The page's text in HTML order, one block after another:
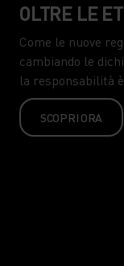
OLTRE LE
Come le nuove
cambiando le
la responsabilità
SCOPRI ORA